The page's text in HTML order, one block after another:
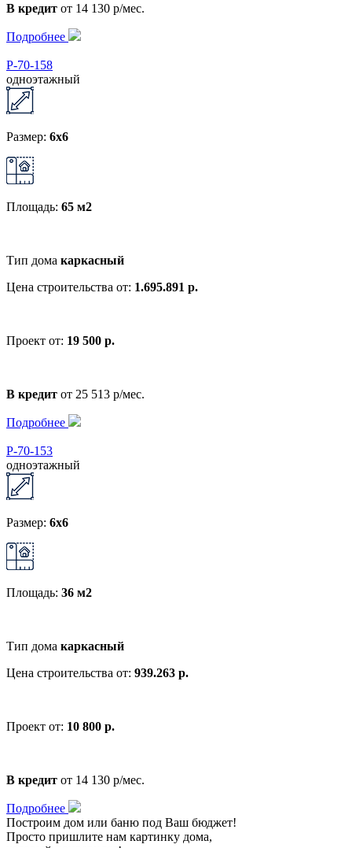
В кредит от 14 130 р/мес.
Подробнее
Р-70-158
одноэтажный
Размер: 6x6
Площадь: 65 м2
Тип дома каркасный
Цена строительства от: 1.695.891 р.
Проект от: 19 500 р.
В кредит от 25 513 р/мес.
Подробнее
Р-70-153
одноэтажный
Размер: 6x6
Площадь: 36 м2
Тип дома каркасный
Цена строительства от: 939.263 р.
Проект от: 10 800 р.
В кредит от 14 130 р/мес.
Подробнее
Построим дом или баню под Ваш бюджет!
Просто пришлите нам картинку дома,